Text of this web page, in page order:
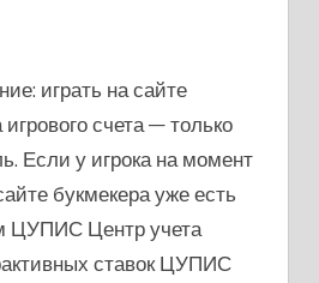
играть на сайте
счета — только
Если у игрока на момент
букмекера уже есть
ЦУПИС Центр учета
ставок ЦУПИС